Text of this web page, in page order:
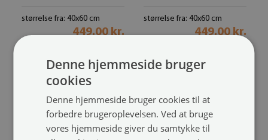
størrelse fra: 40x60 cm
449.00 kr.
størrelse fra: 40x60 cm
449.00 kr.
Denne hjemmeside bruger
cookies
Denne hjemmeside bruger cookies til at
forbedre brugeroplevelsen. Ved at bruge
vores hjemmeside giver du samtykke til